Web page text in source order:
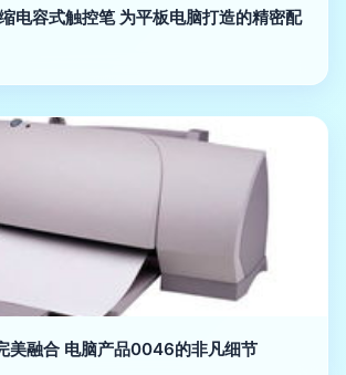
电容式触控笔 为平板电脑打造的精密配
美融合 电脑产品0046的非凡细节